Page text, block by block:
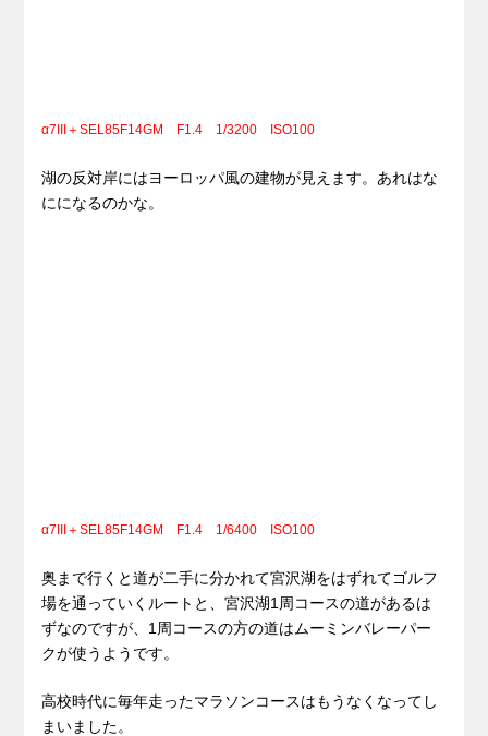
α7III＋SEL85F14GM F1.4 1/3200 ISO100
湖の反対岸にはヨーロッパ風の建物が見えます。あれはな
にになるのかな。
α7III＋SEL85F14GM F1.4 1/6400 ISO100
奥まで行くと道が二手に分かれて宮沢湖をはずれてゴルフ
場を通っていくルートと、宮沢湖1周コースの道があるは
ずなのですが、1周コースの方の道はムーミンバレーパー
クが使うようです。
高校時代に毎年走ったマラソンコースはもうなくなってし
まいました。